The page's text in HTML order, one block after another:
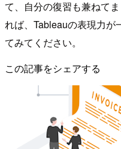
て、自分の復習も兼ねて
れば、Tableauの表現力が
てみてください。
この記事をシェアする